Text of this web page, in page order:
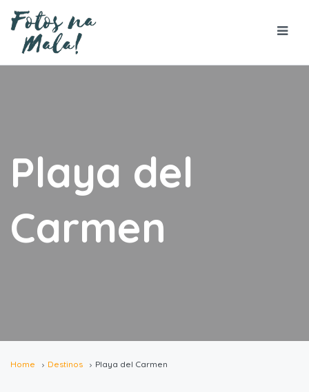
Playa del
Carmen
Home Destinos Playa del Carmen